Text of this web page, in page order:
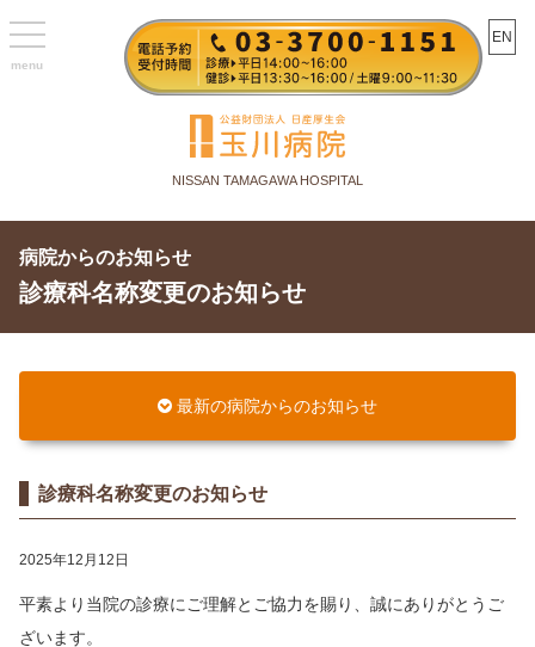
EN
NISSAN TAMAGAWA HOSPITAL
病院からのお知らせ
診療科名称変更のお知らせ
最新の病院からのお知らせ
診療科名称変更のお知らせ
2025年12月12日
平素より当院の診療にご理解とご協力を賜り、誠にありがとうご
ざいます。
toggle
navigation